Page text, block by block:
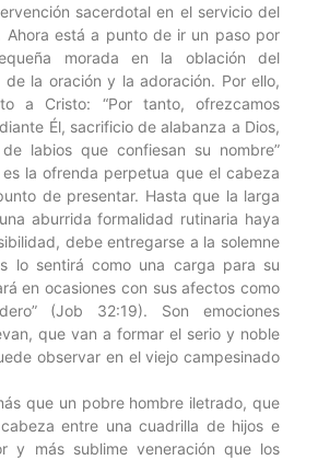
sacerdotal en el servicio del
Ahora está a punto de ir un paso por
morada en la oblación del
de la oración y la adoración. Por ello,
a Cristo: “Por tanto, ofrezcamos
Él, sacrificio de alabanza a Dios,
labios que confiesan su nombre”
es la ofrenda perpetua que el cabeza
de presentar. Hasta que la larga
aburrida formalidad rutinaria haya
debe entregarse a la solemne
lo sentirá como una carga para su
en ocasiones con sus afectos como
(Job 32:19). Son emociones
que van a formar el serio y noble
observar en el viejo campesinado
que un pobre hombre iletrado, que
entre una cuadrilla de hijos e
y más sublime veneración que los